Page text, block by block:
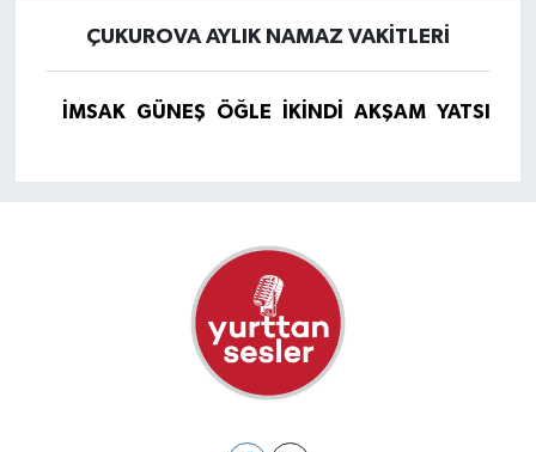
ÇUKUROVA AYLIK NAMAZ VAKITLERI
İMSAK GÜNEŞ ÖĞLE İKINDI AKŞAM YATSI